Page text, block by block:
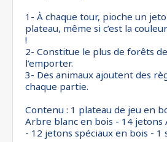
1- À chaque tour, pioche un
plateau, même si c’est la
!
2- Constitue le plus de forêts
l’emporter.
3- Des animaux ajoutent des
chaque partie.
Contenu : 1 plateau de jeu en
Arbre blanc en bois - 14
- 12 jetons spéciaux en bois - 1